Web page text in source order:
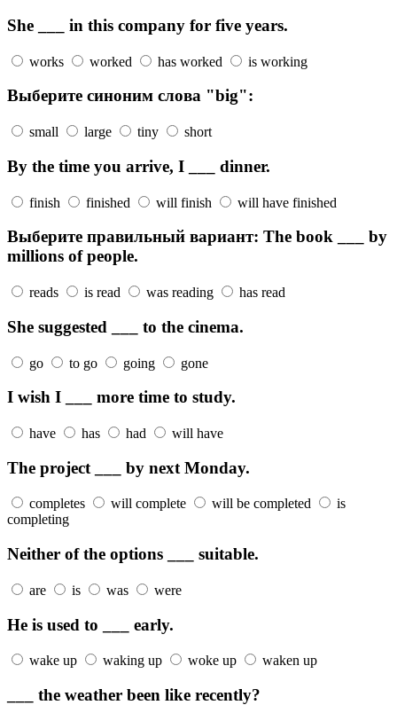
She ___ in this company for five years.
works worked has worked is working
Выберите синоним слова "big":
small large tiny short
By the time you arrive, I ___ dinner.
finish finished will finish will have finished
Выберите правильный вариант: The book ___ by
millions of people.
reads is read was reading has read
She suggested ___ to the cinema.
go to go going gone
I wish I ___ more time to study.
have has had will have
The project ___ by next Monday.
completes will complete will be completed
is
completing
Neither of the options ___ suitable.
are is was were
He is used to ___ early.
wake up waking up woke up waken up
___ the weather been like recently?